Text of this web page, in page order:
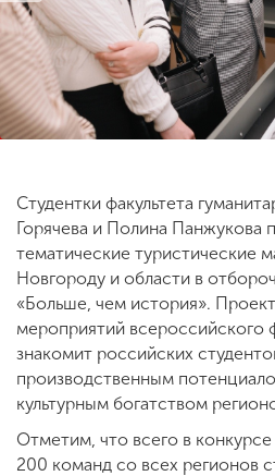
SPN CHI
комиссия
+7 (831) 262-26-20
Студентки факультета
Горячева и Полина Панжукова
тематические
Новгороду и области в
«Больше, чем история».
мероприятий всероссийского
знакомит российских
производственным
культурным богатством
Отметим, что всего в
200 команд со всех регионов